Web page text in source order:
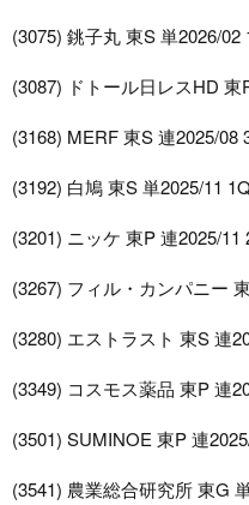
(3075) 銚子丸 東S 単2026/02
(3087) ドトール日レスHD 東
(3168) MERF 東S 連2025/08
(3192) 白鳩 東S 単2025/11
(3201) ニッケ 東P 連2025/11
(3267) フィル・カンパニー
(3280) エストラスト 東S 連
(3349) コスモス薬品 東P 連
(3501) SUMINOE 東P 連
(3541) 農業総合研究所 東G